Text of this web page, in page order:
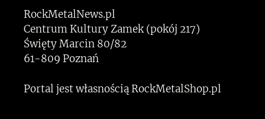
RockMetalNews.pl
Centrum Kultury Zamek (pokój 217)
Święty Marcin 80/82
61-809 Poznań
Portal jest własnością RockMetalShop.pl